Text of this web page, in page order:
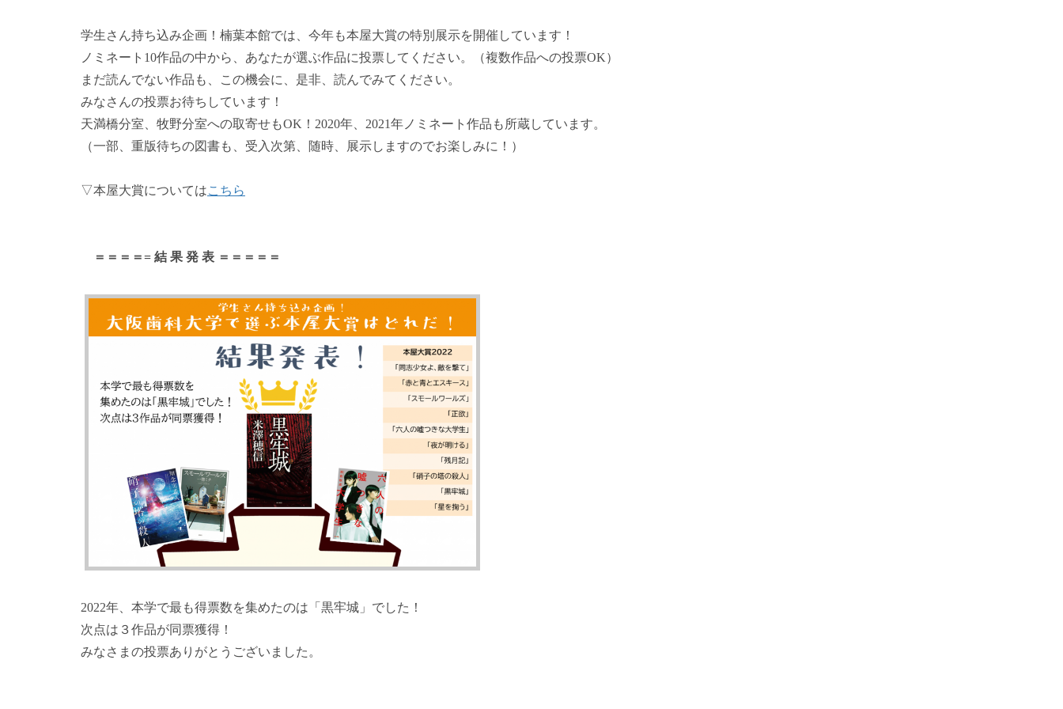
学生さん持ち込み企画！楠葉本館では、今年も本屋大賞の特別展示を開催しています！
ノミネート10作品の中から、あなたが選ぶ作品に投票してください。（複数作品への投票OK）
まだ読んでない作品も、この機会に、是非、読んでみてください。
みなさんの投票お待ちしています！
天満橋分室、牧野分室への取寄せもOK！2020年、2021年ノミネート作品も所蔵しています。
（一部、重版待ちの図書も、受入次第、随時、展示しますのでお楽しみに！）
▽本屋大賞についてはこちら
＝＝＝＝= 結 果 発 表 ＝＝＝＝＝
2022年、本学で最も得票数を集めたのは「黒牢城」でした！
次点は３作品が同票獲得！
みなさまの投票ありがとうございました。